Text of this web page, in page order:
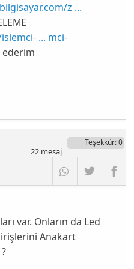
z ...
... mci-
ederim
Teşekkür: 0
22mesaj
var. Onların da Led
Anakart